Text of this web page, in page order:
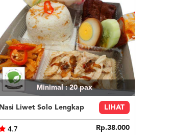
Minimal : 20pax
Nasi Liwet Solo Lengkap LIHAT
4.7 Rp.38.000